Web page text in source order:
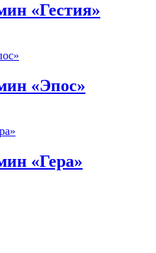
«Гестия»
«Эпос»
«Гера»